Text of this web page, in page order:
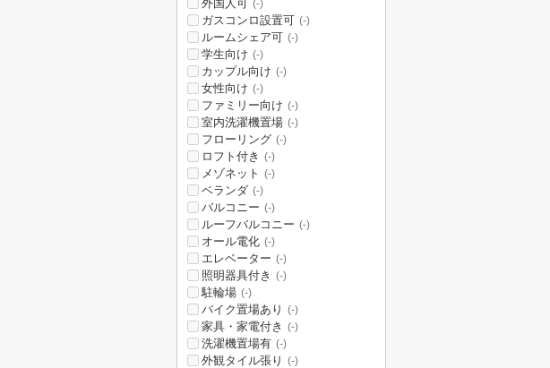
外国人可 (-)
ガスコンロ設置可 (-)
ルームシェア可 (-)
学生向け (-)
カップル向け (-)
女性向け (-)
ファミリー向け (-)
室内洗濯機置場 (-)
フローリング (-)
ロフト付き (-)
メゾネット (-)
ベランダ (-)
バルコニー (-)
ルーフバルコニー (-)
オール電化 (-)
エレベーター (-)
照明器具付き (-)
駐輪場 (-)
バイク置場あり (-)
家具・家電付き (-)
洗濯機置場有 (-)
外観タイル張り (-)